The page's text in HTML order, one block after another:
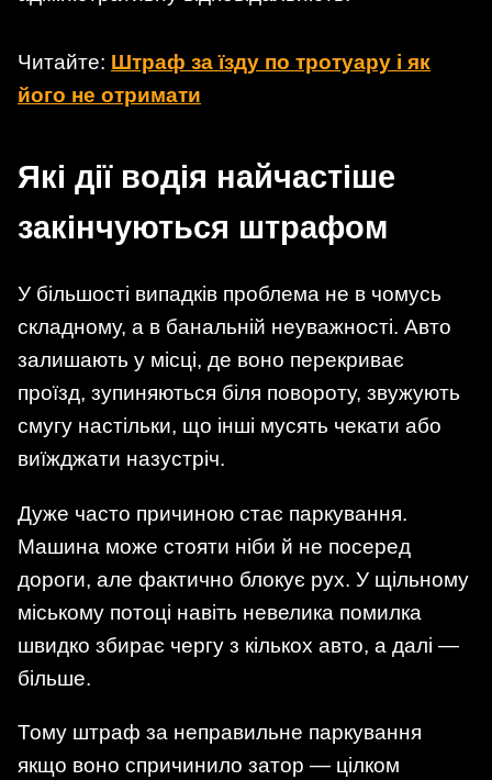
Читайте: Штраф за їзду по тротуару і як
його не отримати
Які дії водія найчастіше
закінчуються штрафом
У більшості випадків проблема не в чомусь
складному, а в банальній неуважності. Авто
залишають у місці, де воно перекриває
проїзд, зупиняються біля повороту, звужують
смугу настільки, що інші мусять чекати або
виїжджати назустріч.
Дуже часто причиною стає паркування.
Машина може стояти ніби й не посеред
дороги, але фактично блокує рух. У щільному
міському потоці навіть невелика помилка
швидко збирає чергу з кількох авто, а далі —
більше.
Тому штраф за неправильне паркування
якщо воно спричинило затор — цілком